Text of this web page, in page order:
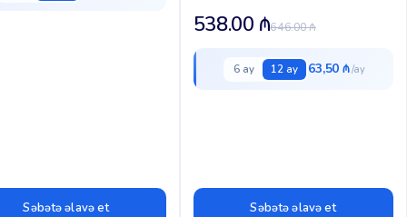
Səbətə əlavə et
802.3af/at | Metal...
646.00₼
538.00 ₼
6 ay 12 ay 63,50 ₼
Səbətə əlavə et